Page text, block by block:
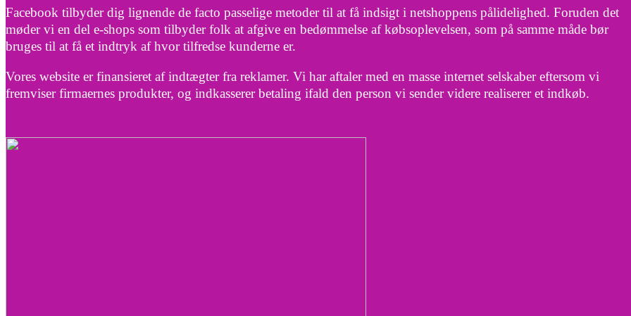
Facebook tilbyder dig lignende de facto passelige metoder til at få indsigt i netshoppens pålidelighed. Foruden det
møder vi en del e-shops som tilbyder folk at afgive en bedømmelse af købsoplevelsen, som på samme måde bør
bruges til at få et indtryk af hvor tilfredse kunderne er.
Vores website er finansieret af indtægter fra reklamer. Vi har aftaler med en masse internet selskaber eftersom vi
fremviser firmaernes produkter, og indkasserer betaling ifald den person vi sender videre realiserer et indkøb.